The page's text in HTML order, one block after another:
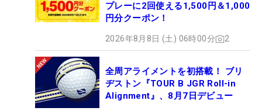
プレーに2回使える1,500円＆1,000
円分クーポン！
2026年8月8日 (土) 06時00分 2
全周アライメントを初搭載！ ブリ
ヂストン『TOUR B JGR Roll-in
Alignment』、8月7日デビュー